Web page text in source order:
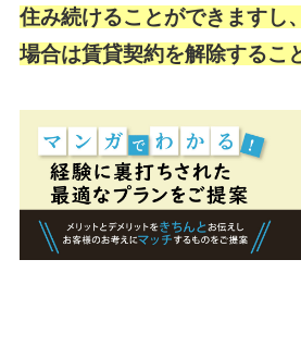
住み続けることができますし
場合は賃貸契約を解除するこ